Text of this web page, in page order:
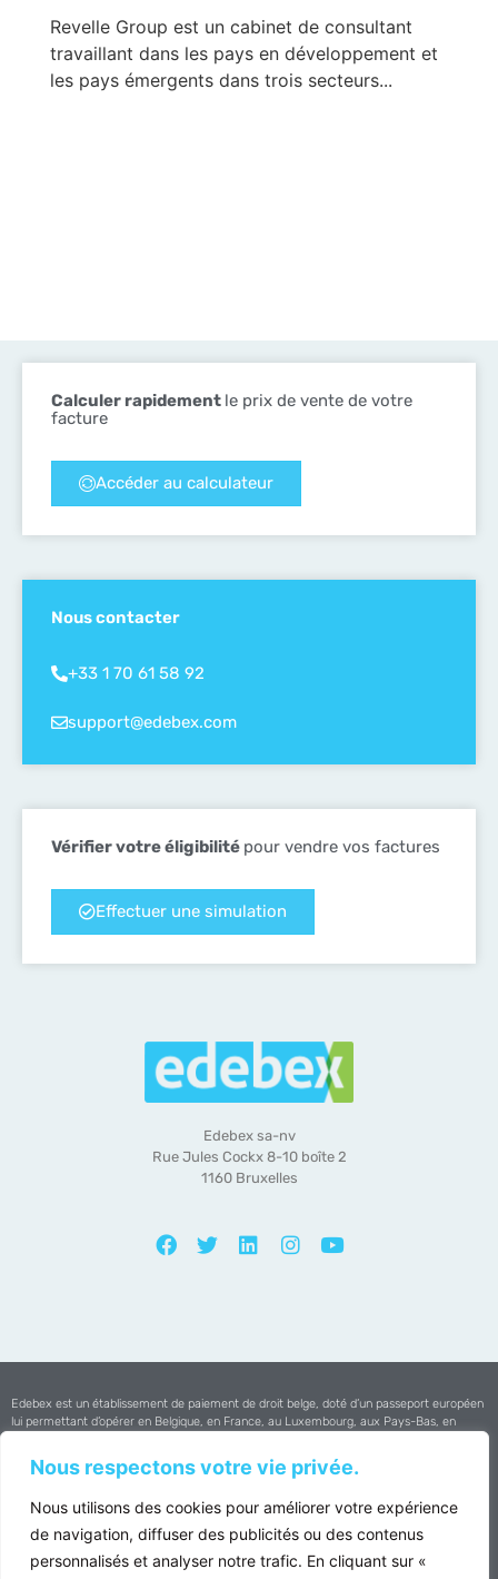
Nous respectons votre vie privée.
Nous utilisons des cookies pour améliorer votre expérience
de navigation, diffuser des publicités ou des contenus
personnalisés et analyser notre trafic. En cliquant sur «
Revelle Group est un cabinet de consultant
travaillant dans les pays en développement et
les pays émergents dans trois secteurs...
Calculer rapidement le prix de vente de votre
facture
Accéder au calculateur
Nous contacter
+33 1 70 61 58 92
support@edebex.com
Vérifier votre éligibilité pour vendre vos factures
Effectuer une simulation
Edebex sa-nv
Rue Jules Cockx 8-10 boîte 2
1160 Bruxelles
Edebex est un établissement de paiement de droit belge, doté d’un passeport européen
lui permettant d’opérer en Belgique, en France, au Luxembourg, aux Pays-Bas, en
Edebex est agréée par laBanque Nationale de Belgique
Copyright © 2025 Edebex All Rights Reserved
VAT : BE0502.697.352 | RPM Brussels